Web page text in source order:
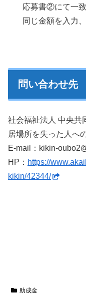
応募書②にて一
同じ金額を入力
問い合わせ先
社会福祉法人 中央共
居場所を失った人へ
E-mail：kikin-
HP： https://
kikin/42344/
助成金